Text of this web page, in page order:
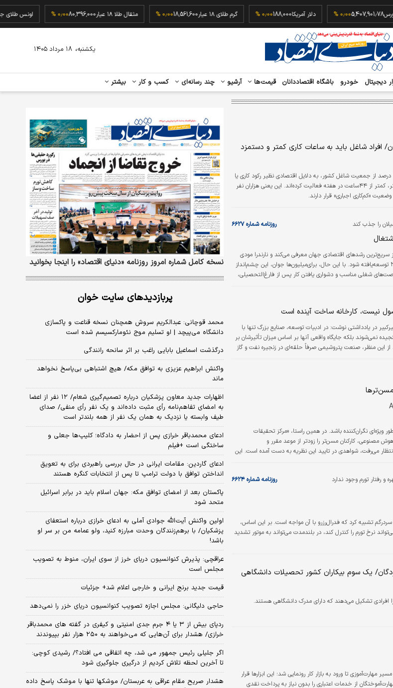
کل بورس5,407,901.78 دلار آمریکا188,000 گرم طلای ۱۸ عیار 18,561,600 مثقال طلا ۱۸ عیار 80,396,000 اونس
دیجیتال خودرو باشگاه اقتصاددانان قیمت‌ها آرشیو چند رسانه‌ای کسب و کار بیشتر
یکشنبه، ۱۸ مرداد ۱۴۰۵
افراد شاغل باید به ساعات کاری کمتر و دستمزد
طبق داده‌های منتشر شده، ۸.۵ درصد از جمعیت شاغل کشور، به دلایل اقتصادی نظیر رکود کاری یا
عدم توانایی در یافتن ساعت کاری بیشتر، کمتر از ۴۴ساعت در هفته فعالیت کرده‌اند. این یعنی هزاران نفر
«کم‌کاری اجباری» قرار دارند.
را جذب کند روزنامه شماره ۶۶۲۷
یکی از سریع‌ترین رشد‌های اقتصادی جهان معرفی می‌کند و نارندرا مودی
وعده داده است این کشور تا سال ۲۰۴۷ توسعه‌یافته شود. با این حال، برای‌میلیون‌ها جوان، این چشم‌انداز
شغلی مناسب و دشواری یافتن کار پس از فارغ‌التحصیلی،
مربوط است.
نیست، کارخانه ساخت آینده است
در یادداشتی نوشت: در ادبیات توسعه، صنایع بزرگ تنها با
نمی‌شوند بلکه جایگاه واقعی آنها بر اساس میزان تأثیرشان بر
این منظر، صنعت پتروشیمی صرفاً حلقه‌ای در زنجیره نفت و گاز
نگران‌کننده باشد. در همین راستا، «مرکز تحقیقات
مصنوعی، کارکنان مسن‌تر را زودتر از موعد مقرر و
می‌رفت، شواهدی در تایید این نظریه به دست آمده است. این
و رفتار تورم وجود ندارد روزنامه شماره ۶۶۲۴
تشبیه کرد که فدرال‌رزرو با آن مواجه است. بر این اساس،
نرخ تورم را کنترل کند، در بلندمدت می‌تواند به موتور تشدید
یک سوم بیکاران کشور تحصیلات دانشگاهی
افرادی تشکیل می‌دهند که دارای مدرک دانشگاهی هستند.
تا ورود به بازار کار رونمایی شد؛ این ابزارها قرار
از خدمات اعتباری را بدون نیاز به پرداخت نقدی
نسخه کامل شماره امروز روزنامه «دنیای‌ اقتصاد» را اینجا بخوانید
پربازدیدهای سایت خوان
محمد قوچانی: عبدالکریم سروش همچنان نسخه قناعت و پاکسازی
دانشگاه می‌پیچد | او تسلیم موج نئومارکسیسم شده است
درگذشت اسماعیل بابایی راغب بر اثر سانحه رانندگی
واکنش ابراهیم عزیزی به توافق مکه/ هیچ اشتباهی بی‌پاسخ نخواهد
ماند
اظهارات جدید معاون پزشکیان درباره تصمیم‌گیری شعام/ ۱۲ نفر از اعضا
به امضای تفاهم‌نامه رأی مثبت داده‌اند و یک نفر رأی منفی/ صدای
طیف وابسته یا نزدیک به همان یک نفر از همه بلندتر است
ادعای محمدباقر خرازی پس از احضار به دادگاه؛ کلیپ‌ها جعلی و
ساختگی است +فیلم
ادعای گاردین: مقامات ایرانی در حال بررسی راهبردی برای به تعویق
انداختن توافق با دولت ترامپ تا پس از انتخابات کنگره هستند
پاکستان بعد از امضای توافق مکه: جهان اسلام باید در برابر اسرائیل
متحد شود
اولین واکنش آیت‌الله جوادی آملی به ادعای خرازی درباره استعفای
پزشکیان/ با برهم‌زنندگان وحدت مبارزه کنید، ولو عمامه من بر سر او
باشد!
عراقچی: پذیرش کنوانسیون دریای خرز از سوی ایران، منوط به تصویب
مجلس است
قیمت جدید برنج ایرانی و خارجی اعلام شد+ جزئیات
حاجی دلیگانی: مجلس اجازه تصویب کنوانسیون دریای خزر را نمی‌دهد
ردپای بیش از ۳ یا ۴ جرم جدی امنیتی و کیفری در گفته های محمدباقر
خرازی/ هشدار برای آن‌هایی که می‌خواهند به ۲۵۰ هزار نفر بپیوندند
اگر جلیلی رئیس جمهور می شد، چه اتفاقی می افتاد؟/ رشیدی کوچی:
تا آخرین لحظه تلاش کردیم از درگیری جلوگیری شود
هشدار صریح مقام عراقی به عربستان/ موشکها تنها با موشک پاسخ داده